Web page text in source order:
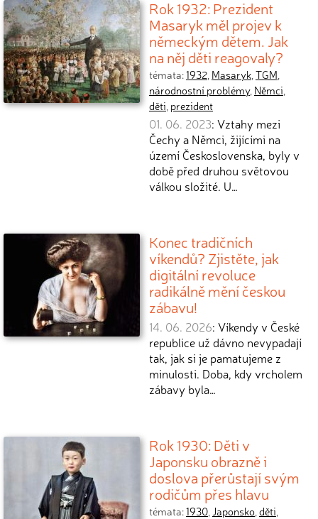
Rok 1932: Prezident
Masaryk měl projev k
německým dětem. Jak
na něj děti reagovaly?
témata:1932, Masaryk,TGM,
národnostní problémy, Němci,
děti, prezident
01. 06. 2023: Vztahy mezi
Čechy a Němci, žijícími na
území Československa, byly v
době před druhou světovou
válkou složité. U…
Konec tradičních
víkendů? Zjistěte, jak
digitální revoluce
radikálně mění českou
zábavu!
14. 06. 2026: Víkendy v České
republice už dávno nevypadají
tak, jak si je pamatujeme z
minulosti. Doba, kdy vrcholem
zábavy byla…
Rok 1930: Děti v
Japonsku obrazně i
doslova přerůstají svým
rodičům přes hlavu
témata:1930,Japonsko,děti,